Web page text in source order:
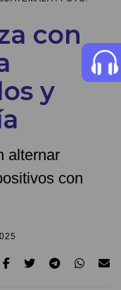
con
y
alternar
con